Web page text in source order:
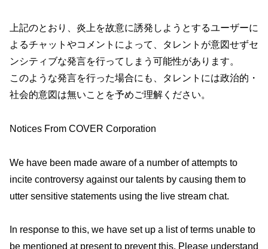
上記のとおり、炎上を故意に誘発しようとするユーザーに
よるチャットやコメントによって、タレントが意図せずセ
ンシティブな発言を行ってしまう可能性があります。
このような発言を行った場合にも、タレントには政治的・
社会的意図は無いことを予めご理解ください。
Notices From COVER Corporation
We have been made aware of a number of attempts to
incite controversy against our talents by causing them to
utter sensitive statements using the live stream chat.
In response to this, we have set up a list of terms unable to
be mentioned at present to prevent this. Please understand